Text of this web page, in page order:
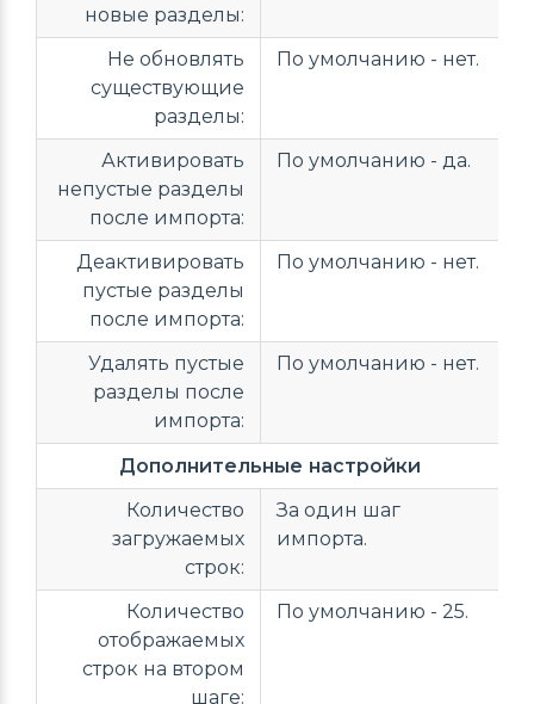
новые разделы:
Не обновлять
существующие
разделы:
По умолчанию - нет.
Активировать
непустые разделы
после импорта:
По умолчанию - да.
Деактивировать
пустые разделы
после импорта:
По умолчанию - нет.
Удалять пустые
разделы после
импорта:
По умолчанию - нет.
Дополнительные настройки
Количество
загружаемых
строк:
За один шаг
импорта.
Количество
отображаемых
строк на втором
шаге:
По умолчанию - 25.